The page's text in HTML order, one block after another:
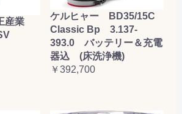
産業
ケルヒャー BD35/15C
Classic Bp 3.137-
393.0 バッテリー＆充電
器込 (床洗浄機)
￥392,700